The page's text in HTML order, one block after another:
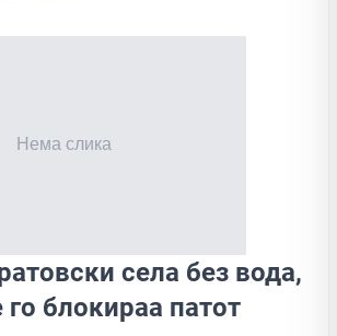
села без вода,
блокираа патот